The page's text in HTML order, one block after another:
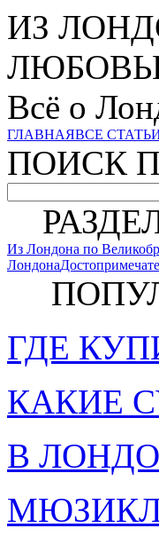
ИЗ
Всё о
ГЛАВНАЯВСЕ
ПОИСК
Из Лондона по
Лондона
ГДЕ
КАКИЕ
В